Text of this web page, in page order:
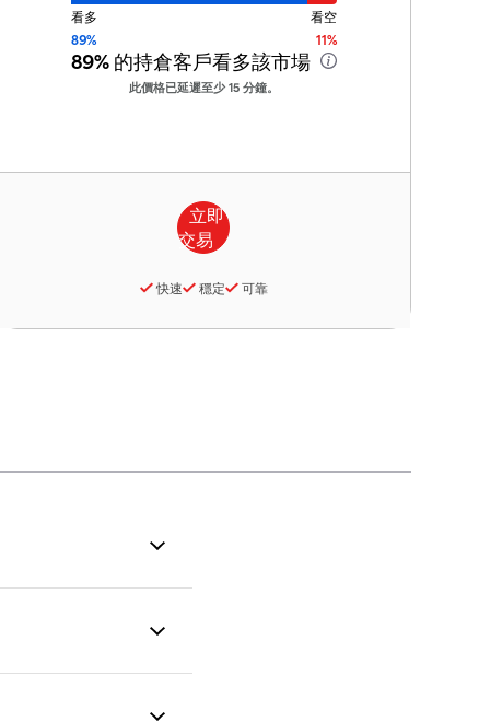
看多
看空
89%
11%
89%的持倉客戶看多該市場
此價格已延遲至少 15 分鐘。
快速 穩定 可靠